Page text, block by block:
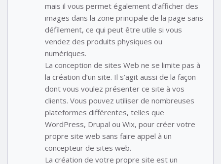
mais il vous permet également d’afficher des
images dans la zone principale de la page sans
défilement, ce qui peut être utile si vous
vendez des produits physiques ou
numériques.
La conception de sites Web ne se limite pas à
la création d’un site. Il s’agit aussi de la façon
dont vous voulez présenter ce site à vos
clients. Vous pouvez utiliser de nombreuses
plateformes différentes, telles que
WordPress, Drupal ou Wix, pour créer votre
propre site web sans faire appel à un
concepteur de sites web.
La création de votre propre site est un